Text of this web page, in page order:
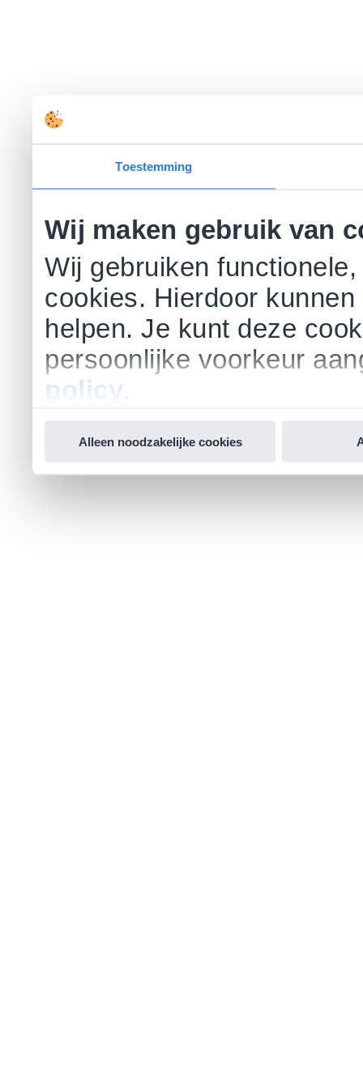
Toestemming
Wij maken gebruik van
Wij gebruiken
cookies. Hierdoor
helpen. Je kunt deze
persoonlijke voorkeur
policy
Alleen noodzakelijke cookies